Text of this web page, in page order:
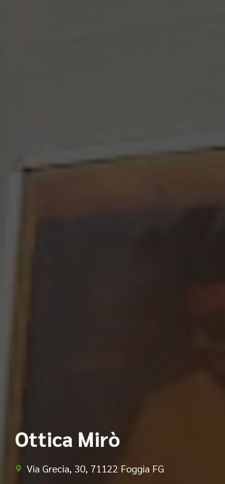
Ottica Mirò
Via Grecia, 30, 71122 Foggia FG